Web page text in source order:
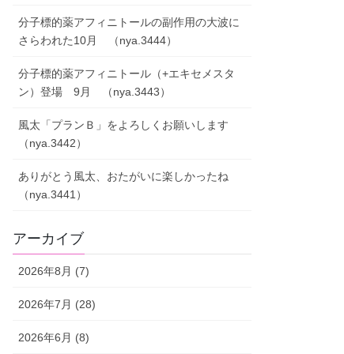
分子標的薬アフィニトールの副作用の大波に
さらわれた10月 （nya.3444）
分子標的薬アフィニトール（+エキセメスタ
ン）登場 9月 （nya.3443）
風太「プランＢ」をよろしくお願いします
（nya.3442）
ありがとう風太、おたがいに楽しかったね
（nya.3441）
アーカイブ
2026年8月 (7)
2026年7月 (28)
2026年6月 (8)